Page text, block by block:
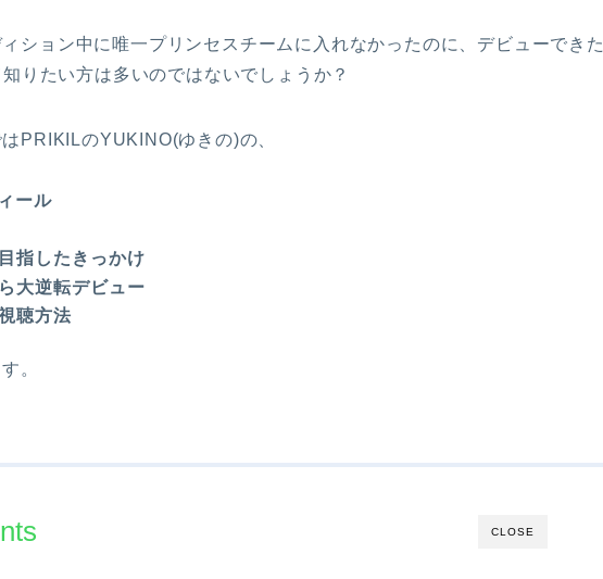
ション中に唯一プリンセスチームに入れなかったのに、デビューできた
りたい方は多いのではないでしょうか？
PRIKILのYUKINO(ゆきの)の、
ール
指したきっかけ
大逆転デビュー
聴方法
。
CLOSE